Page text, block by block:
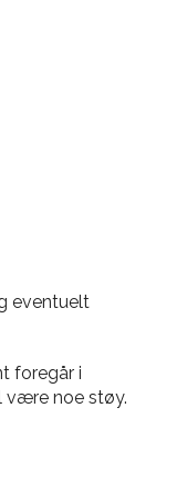
eventuelt
foregår i
være noe støy.